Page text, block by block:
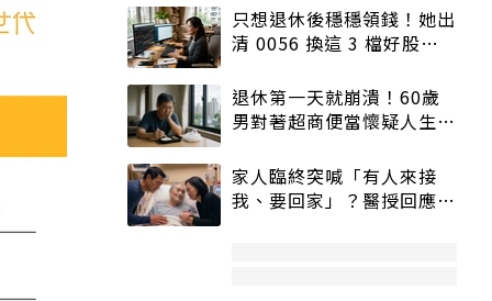
只想退休後穩穩領錢！她出
清 0056 換這 3 檔好股：
退休第一天就崩潰！60歲
男對著超商便當懷疑人生
家人臨終突喊「有人來接
我、要回家」？醫授回應方